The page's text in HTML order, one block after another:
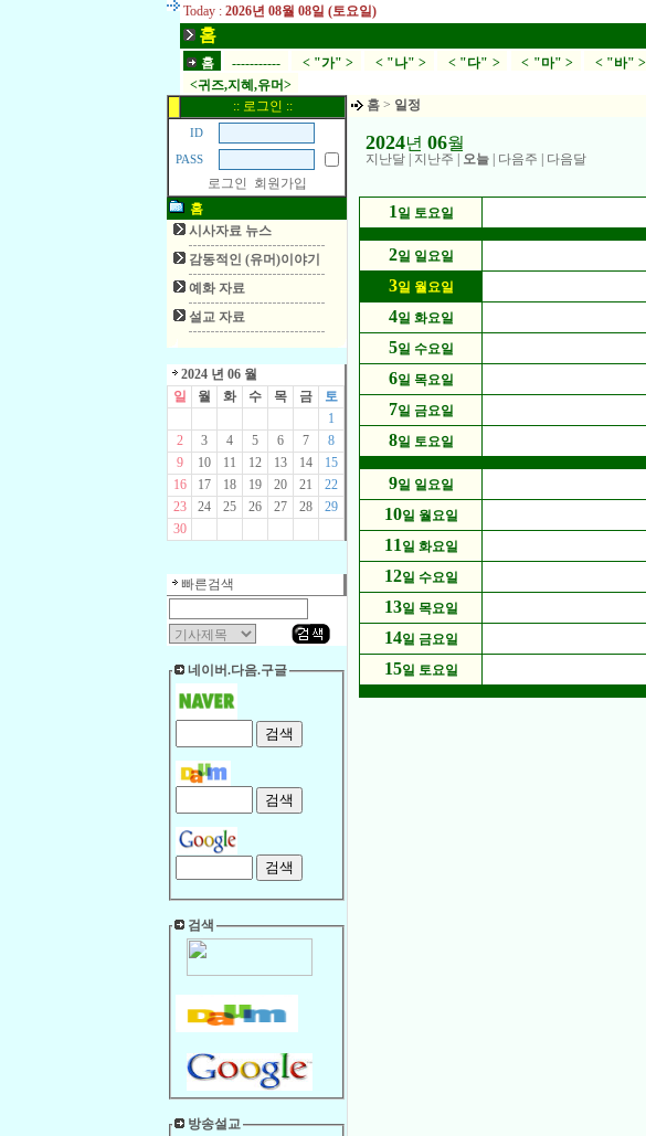
Today : 2026년 08월 08일 (토요일)
홈
홈
----------- < "가" > < "나" > < "다" > < "마" > < "바" >
<귀즈,지혜,유머>
:: 로그인 ::
ID
PASS
로그인
회원가입
홈
시사자료 뉴스
감동적인 (유머)이야기
예화 자료
설교 자료
2024 년 06 월
일
월 화 수 목 금
토
1
2
3 4 5 6 7
8
9
10 11 12 13 14
15
16
17 18 19 20 21
22
23
24 25 26 27 28
29
30
빠른검색
네이버.다음.구글
검색
방송설교
홈 > 일정
2024년 06월
지난달 지난주 오늘 다음주 다음달
1일 토요일
2일 일요일
3일 월요일
4일 화요일
5일 수요일
6일 목요일
7일 금요일
8일 토요일
9일 일요일
10일 월요일
11일 화요일
12일 수요일
13일 목요일
14일 금요일
15일 토요일